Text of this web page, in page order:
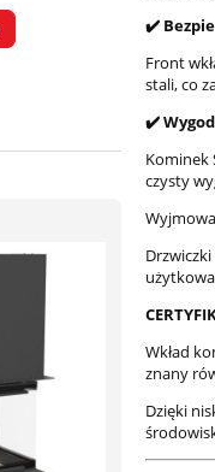
✔️
Front
stali, co
✔️
Kominek
czysty
Wkład
znany
Dzięki